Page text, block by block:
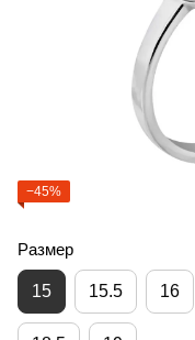
−45%
Размер
15 15.5 16